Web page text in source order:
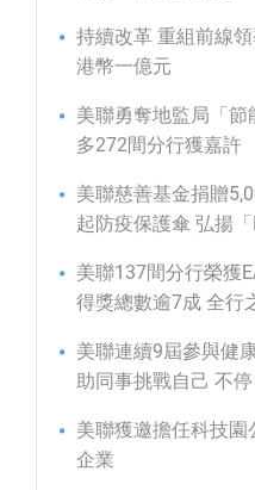
持續改革 重組前線
港幣一億元
美聯勇奪地監局「
多272間分行獲嘉許
美聯慈善基金捐贈
起防疫保護傘 弘揚
美聯137間分行榮獲
得獎總數逾7成 全行
美聯連續9屆參與健
助同事挑戰自己 不停
美聯獲邀擔任科技園
企業